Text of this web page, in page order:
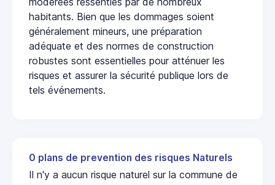
habitants. Bien que les dommages soient
généralement mineurs, une préparation
adéquate et des normes de construction
robustes sont essentielles pour atténuer les
risques et assurer la sécurité publique lors de
tels événements.
0 plans de prevention des risques Naturels
Il n'y a aucun risque naturel sur la commune de